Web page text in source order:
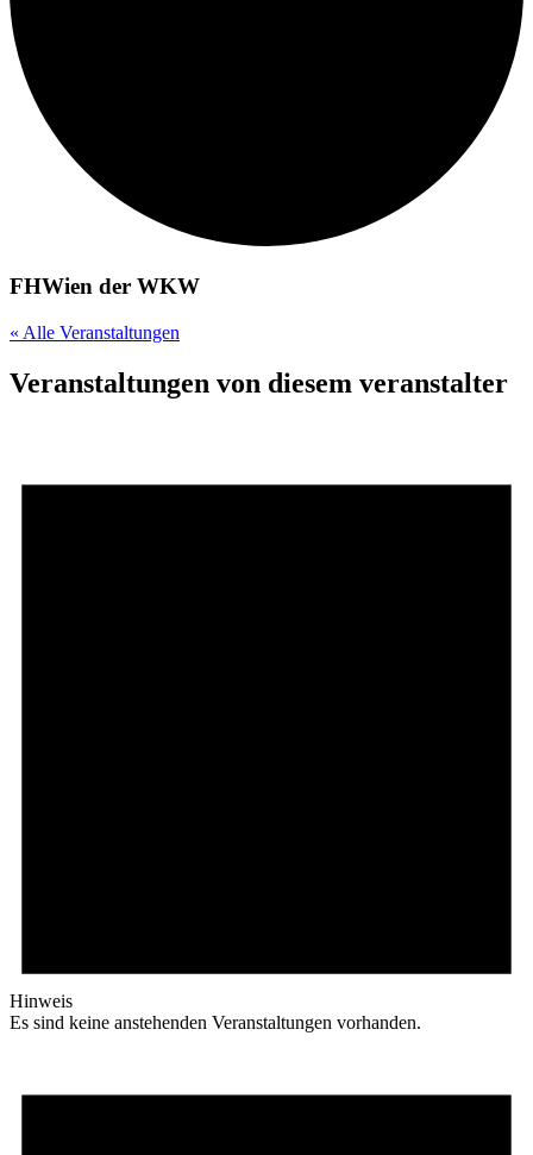
FHWien der WKW
« Alle Veranstaltungen
Veranstaltungen von diesem veranstalter
Hinweis
Es sind keine anstehenden Veranstaltungen vorhanden.